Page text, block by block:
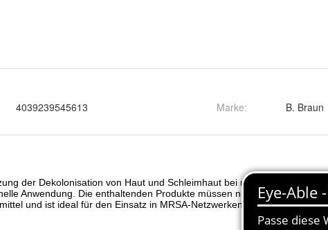
4039239545613 Marke: B. Braun